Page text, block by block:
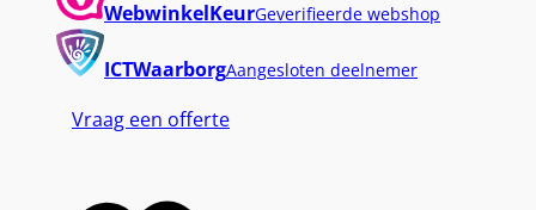
WebwinkelKeurGeverifieerde webshop
ICTWaarborgAangesloten deelnemer
Vraag een offerte